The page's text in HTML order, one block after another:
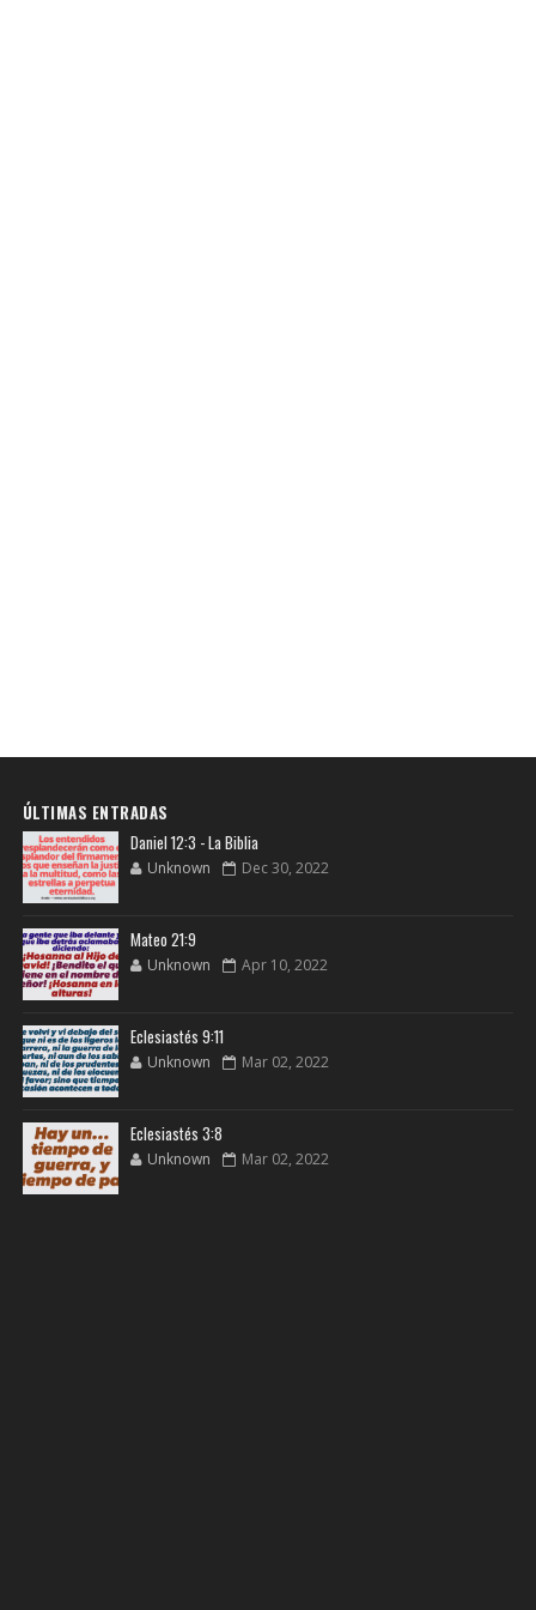
ÚLTIMAS ENTRADAS
Daniel 12:3 - La Biblia
Unknown Dec 30, 2022
Mateo 21:9
Unknown Apr 10, 2022
Eclesiastés 9:11
Unknown Mar 02, 2022
Eclesiastés 3:8
Unknown Mar 02, 2022